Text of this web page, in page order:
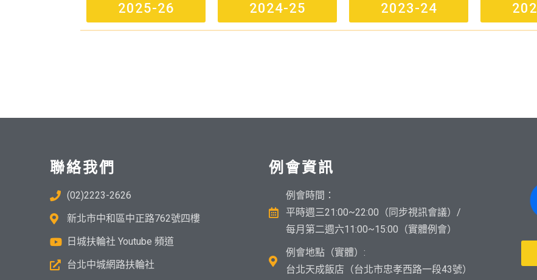
2025-26 2024-25 2023-24
聯絡我們
(02)2223-2626
新北市中和區中正路762號四樓
日城扶輪社 Youtube 頻道
台北中城網路扶輪社
例會資訊
例會時間：
平時週三21:00~22:00（同步視訊會議）/
每月第二週六11:00~15:00（實體例會）
例會地點（實體）:
台北天成飯店（台北市忠孝西路一段43號）